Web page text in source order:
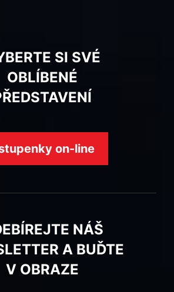
SI SVÉ
OBLÍBENÉ
on-line
NÁŠ
A BUĎTE
V OBRAZE